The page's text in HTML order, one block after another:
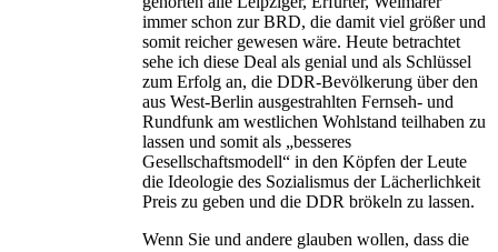
immer schon zur BRD, die damit viel größer und
somit reicher gewesen wäre. Heute betrachtet
sehe ich diese Deal als genial und als Schlüssel
zum Erfolg an, die DDR-Bevölkerung über den
aus West-Berlin ausgestrahlten Fernseh- und
Rundfunk am westlichen Wohlstand teilhaben zu
lassen und somit als „besseres
Gesellschaftsmodell“ in den Köpfen der Leute
die Ideologie des Sozialismus der Lächerlichkeit
Preis zu geben und die DDR brökeln zu lassen.
Wenn Sie und andere glauben wollen, dass die